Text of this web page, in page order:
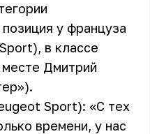
у француза
в классе
Дмитрий
Sport): «С тех
времени, у нас